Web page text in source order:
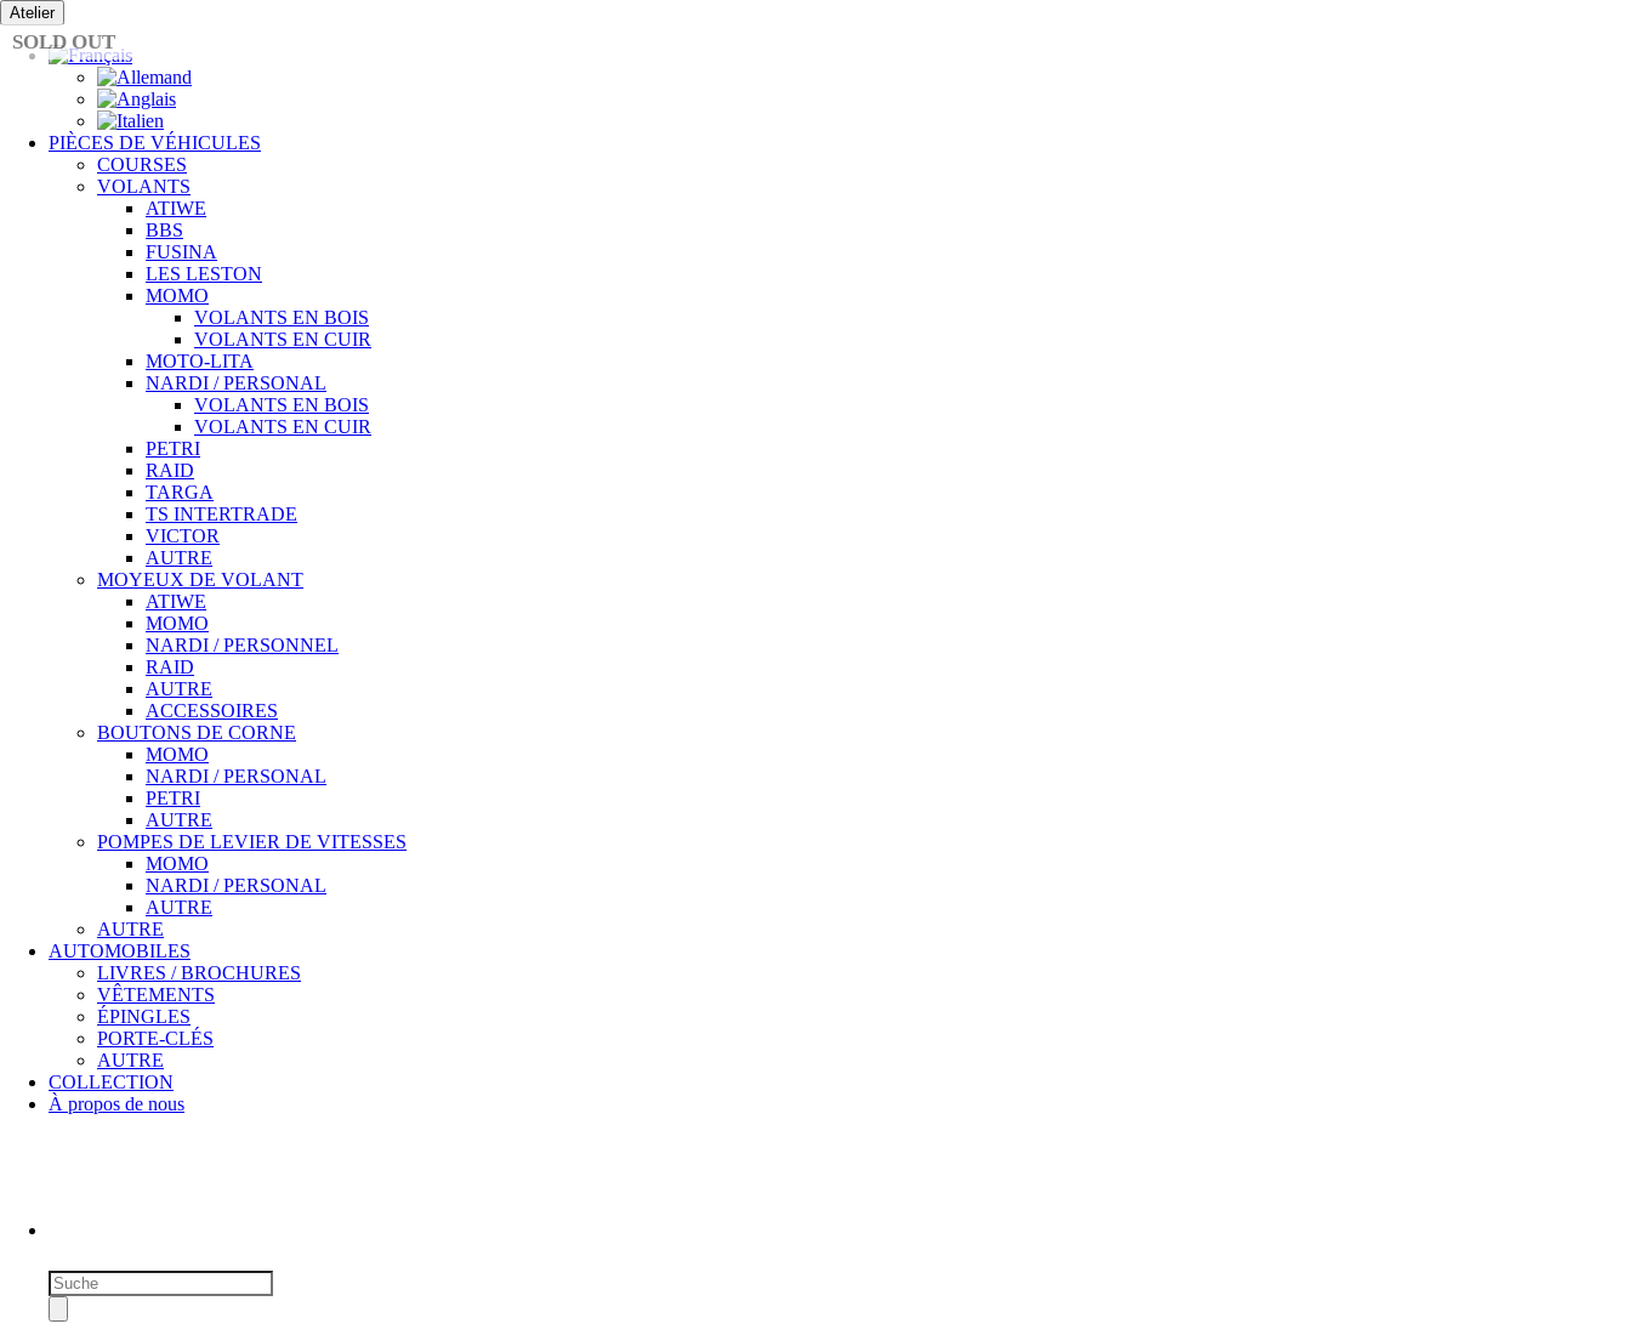
Passer
au
contenu
Atelier
PIÈCES DE VÉHICULES
COURSES
VOLANTS
ATIWE
BBS
FUSINA
LES LESTON
MOMO
VOLANTS EN BOIS
VOLANTS EN CUIR
MOTO-LITA
NARDI / PERSONAL
VOLANTS EN BOIS
VOLANTS EN CUIR
PETRI
RAID
TARGA
TS INTERTRADE
VICTOR
AUTRE
MOYEUX DE VOLANT
ATIWE
MOMO
NARDI / PERSONNEL
RAID
AUTRE
ACCESSOIRES
BOUTONS DE CORNE
MOMO
NARDI / PERSONAL
PETRI
AUTRE
POMPES DE LEVIER DE VITESSES
MOMO
NARDI / PERSONAL
AUTRE
AUTRE
AUTOMOBILES
LIVRES / BROCHURES
VÊTEMENTS
ÉPINGLES
PORTE-CLÉS
AUTRE
COLLECTION
À propos de nous
Recherche
de
produits
SOLD OUT